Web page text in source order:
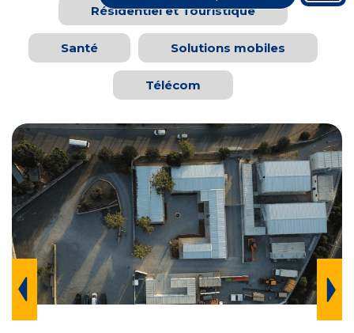
Résidentiel et Touristique
Santé Solutions mobiles
Télécom